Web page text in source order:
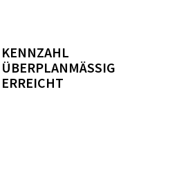
KENNZAHL
ÜBERPLANMÄSSIG E
RREICHT